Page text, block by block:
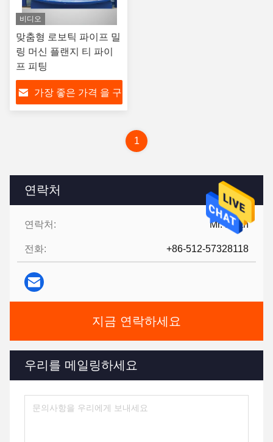
연락처
연락처: Mr. Ruan
전화: +86-512-57328118
지금 연락하세요
우리를 메일링하세요
비디오
맞춤형 로보틱 파이프 밀
링 머신 플랜지 티 파이
프 피팅
가장 좋은 가격 을 구
1